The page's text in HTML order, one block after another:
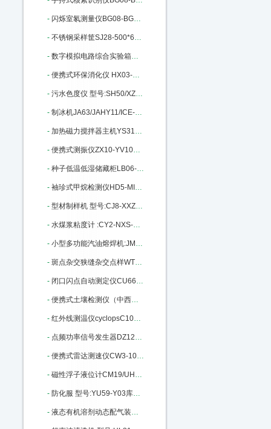
- 闪烁室氡测量仪BG08-BG2015库号：M372168
- 不锈钢采样筐SJ28-500*6库号：M372503
- 数字模拟电路综合实验箱MH80/KM4：M389385
- 便携式环保消化仪 HX03-YN-XH库号：M396591
- 污水色度仪 型号:SH50/XZ-WS库号：M401152
- 制冰机JA63/JAHY11/ICE-1405FA：M401648
- 加热磁力搅拌器主机YS31-RHBASIC2：M402029
- 便携式测振仪ZX10-YV100库号：M404291
- 种子低温低湿储藏柜LB06-DWS-450：M404341
- 袖珍式甲烷检测仪HD5-MINI-CH4：M405297
- 型材制样机 型号:CJ8-XXZ-II库号：M379550
- 水煤浆粘度计 :CY2-NXS-4C库号：M385948
- 小型多功能汽油熔焊机:JM26/HD：M391397
- 斑点杂交狭缝杂交点样WT32-SB-10：M405201
- 闭口闪点自动测定仪CU66-RJ261A ：M19838
- 便携式土壤检测仪（中西器材） 型号:M20207库号：M20207
- 红外线测温仪cyclopsC100L-LAND：M141922
- 点频功率信号发生器DZ12-ZN1180L M183917
- 便携式雷达测速仪CW3-101911库号：M296191
- 磁性浮子液位计CM19/UHZ68-CF04：M402690
- 防化服 型号:YU59-Y03库号：M404106
- 液态有机溶剂动态配气装置 MF-3D：M405664